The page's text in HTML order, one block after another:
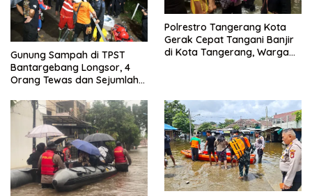
Gunung Sampah di TPST
Bantargebang Longsor, 4
Orang Tewas dan Sejumlah
Polrestro Tangerang Kota
Gerak Cepat Tangani Banjir
di Kota Tangerang, Warga